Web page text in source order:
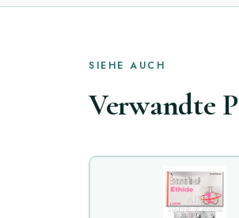
SIEHE AUCH
Verwandte